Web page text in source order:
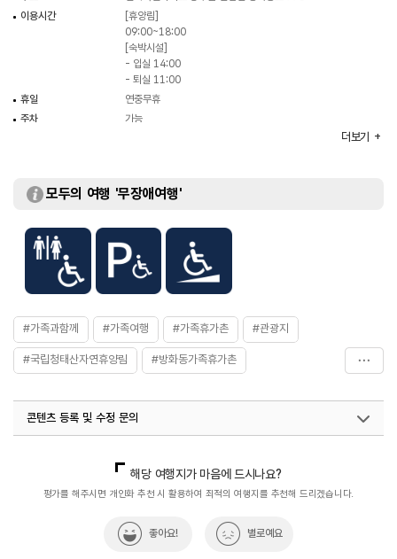
이용시간
[휴양림]
09:00~18:00
[숙박시설]
- 입실 14:00
- 퇴실 11:00
휴일
연중무휴
주차
가능
- 휴양관 48,000원~100,000원
- 세미나실(1시간) 30,000원
- 산림문화관(1시간) 30,000원
[가족휴가촌]
- 오토캠핑 30,000원
- 데크 30,000원
- 평상 20,000원
- 다문화동 60,000원~100,000원
- 가족휴양동 42,000원~160,000원
자세한 사항은 홈페이지 참조
더보기
모두의 여행 '무장애여행'
#가족과함께 #가족여행 #가족휴가촌 #관광지
#국립청태산자연휴양림 #방화동가족휴가촌
#자연속으로 #자연풍경
콘텐츠 등록 및 수정 문의
열린관광콘텐츠팀(열린관광-모두의여행)
033-738-3425
해당 여행지가 마음에 드시나요?
평가를 해주시면 개인화 추천 시 활용하여 최적의 여행지를 추천해 드리겠습니다.
좋아요! 별로예요